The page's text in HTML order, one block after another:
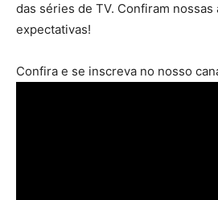
das séries de TV. Confiram nossas
expectativas!
Confira e se inscreva no nosso